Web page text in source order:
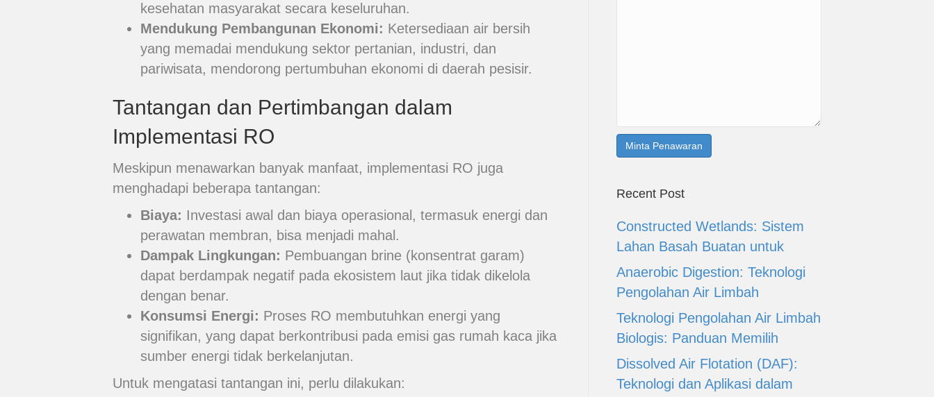
kesehatan masyarakat secara keseluruhan.
Mendukung Pembangunan Ekonomi: Ketersediaan air bersih
yang memadai mendukung sektor pertanian, industri, dan
pariwisata, mendorong pertumbuhan ekonomi di daerah pesisir.
Tantangan dan Pertimbangan dalam
Implementasi RO
Meskipun menawarkan banyak manfaat, implementasi RO juga
menghadapi beberapa tantangan:
Biaya: Investasi awal dan biaya operasional, termasuk energi dan
perawatan membran, bisa menjadi mahal.
Dampak Lingkungan: Pembuangan brine (konsentrat garam)
dapat berdampak negatif pada ekosistem laut jika tidak dikelola
dengan benar.
Konsumsi Energi: Proses RO membutuhkan energi yang
signifikan, yang dapat berkontribusi pada emisi gas rumah kaca jika
sumber energi tidak berkelanjutan.
Untuk mengatasi tantangan ini, perlu dilakukan:
Recent Post
Constructed Wetlands: Sistem
Lahan Basah Buatan untuk
Anaerobic Digestion: Teknologi
Pengolahan Air Limbah
Teknologi Pengolahan Air Limbah
Biologis: Panduan Memilih
Dissolved Air Flotation (DAF):
Teknologi dan Aplikasi dalam